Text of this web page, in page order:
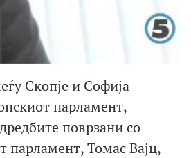
Скопје и Софија
парламент,
поврзани со
парламент, Томас Вајц,